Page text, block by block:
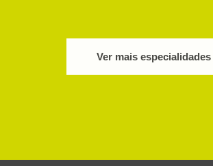
Ver mais especialidades